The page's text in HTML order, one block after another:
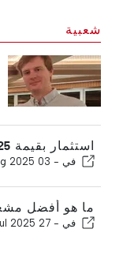
شعبية
استثمار بقيمة 125 مليون يورو في تطوير الغارف
في - 03 Aug 2025
ما هو أفضل
في - 27 Jul 2025